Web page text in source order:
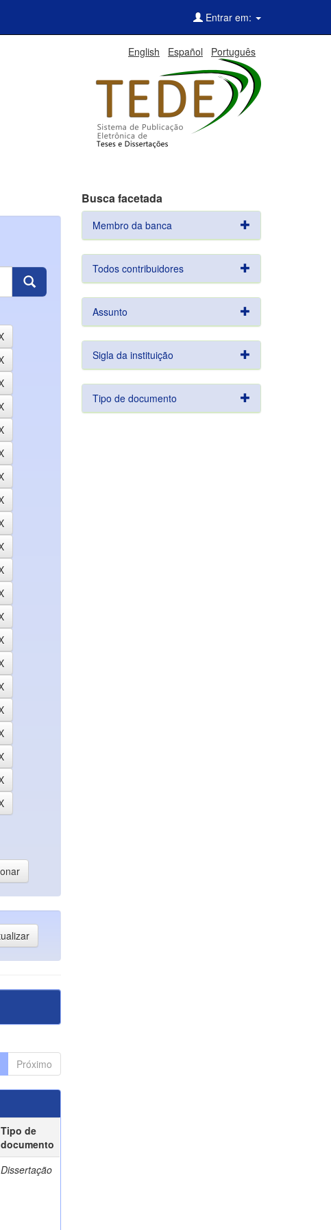
Entrar em:
English Español Português
Próximo
Tipo de
documento
Dissertação
Busca facetada
Membro da banca
Todos contribuidores
Assunto
Sigla da instituição
Tipo de documento